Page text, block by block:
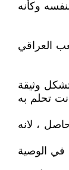
وكأنه
العراقي
وثيقة
تحلم به
، لانه
في الوصية